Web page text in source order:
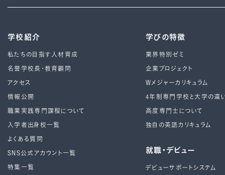
学校紹介
私たちの目指す人材育成
名誉学校長・教育顧問
アクセス
情報公開
職業実践専門課程について
入学者出身校一覧
よくある質問
SNS公式アカウント一覧
特集一覧
学びの特徴
業界特別ゼミ
企業プロジェクト
Wメジャーカリキュラム
4年制専⾨学校と⼤学の違
高度専門士について
独自の英語カリキュラム
就職・デビュー
デビューサポートシステム